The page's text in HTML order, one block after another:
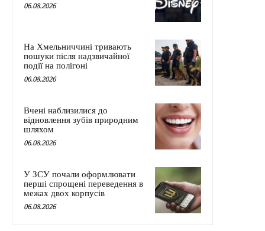
06.08.2026
На Хмельниччині тривають
пошуки після надзвичайної
події на полігоні
06.08.2026
Вчені наблизилися до
відновлення зубів природним
шляхом
06.08.2026
У ЗСУ почали оформлювати
перші спрощені переведення в
межах двох корпусів
06.08.2026